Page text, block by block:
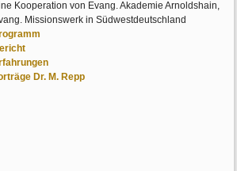
Kooperation von Evang. Akademie Arnoldshain,
Missionswerk in Südwestdeutschland
Dr. M. Repp